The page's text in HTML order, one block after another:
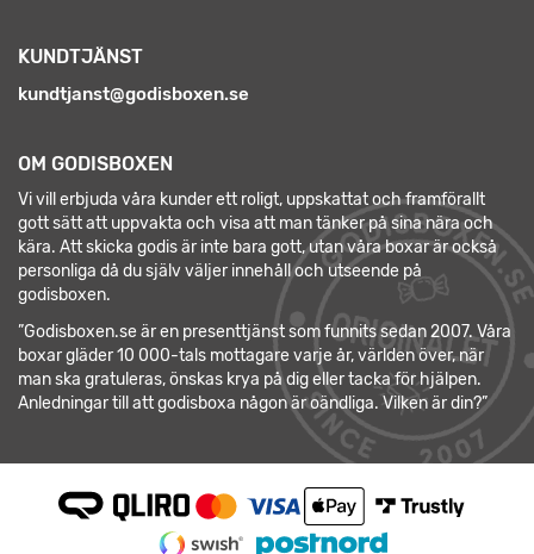
KUNDTJÄNST
kundtjanst@godisboxen.se
OM GODISBOXEN
Vi vill erbjuda våra kunder ett roligt, uppskattat och framförallt
gott sätt att uppvakta och visa att man tänker på sina nära och
kära. Att skicka godis är inte bara gott, utan våra boxar är också
personliga då du själv väljer innehåll och utseende på
godisboxen.
”Godisboxen.se är en presenttjänst som funnits sedan 2007. Våra
boxar gläder 10 000-tals mottagare varje år, världen över, när
man ska gratuleras, önskas krya på dig eller tacka för hjälpen.
Anledningar till att godisboxa någon är oändliga. Vilken är din?”